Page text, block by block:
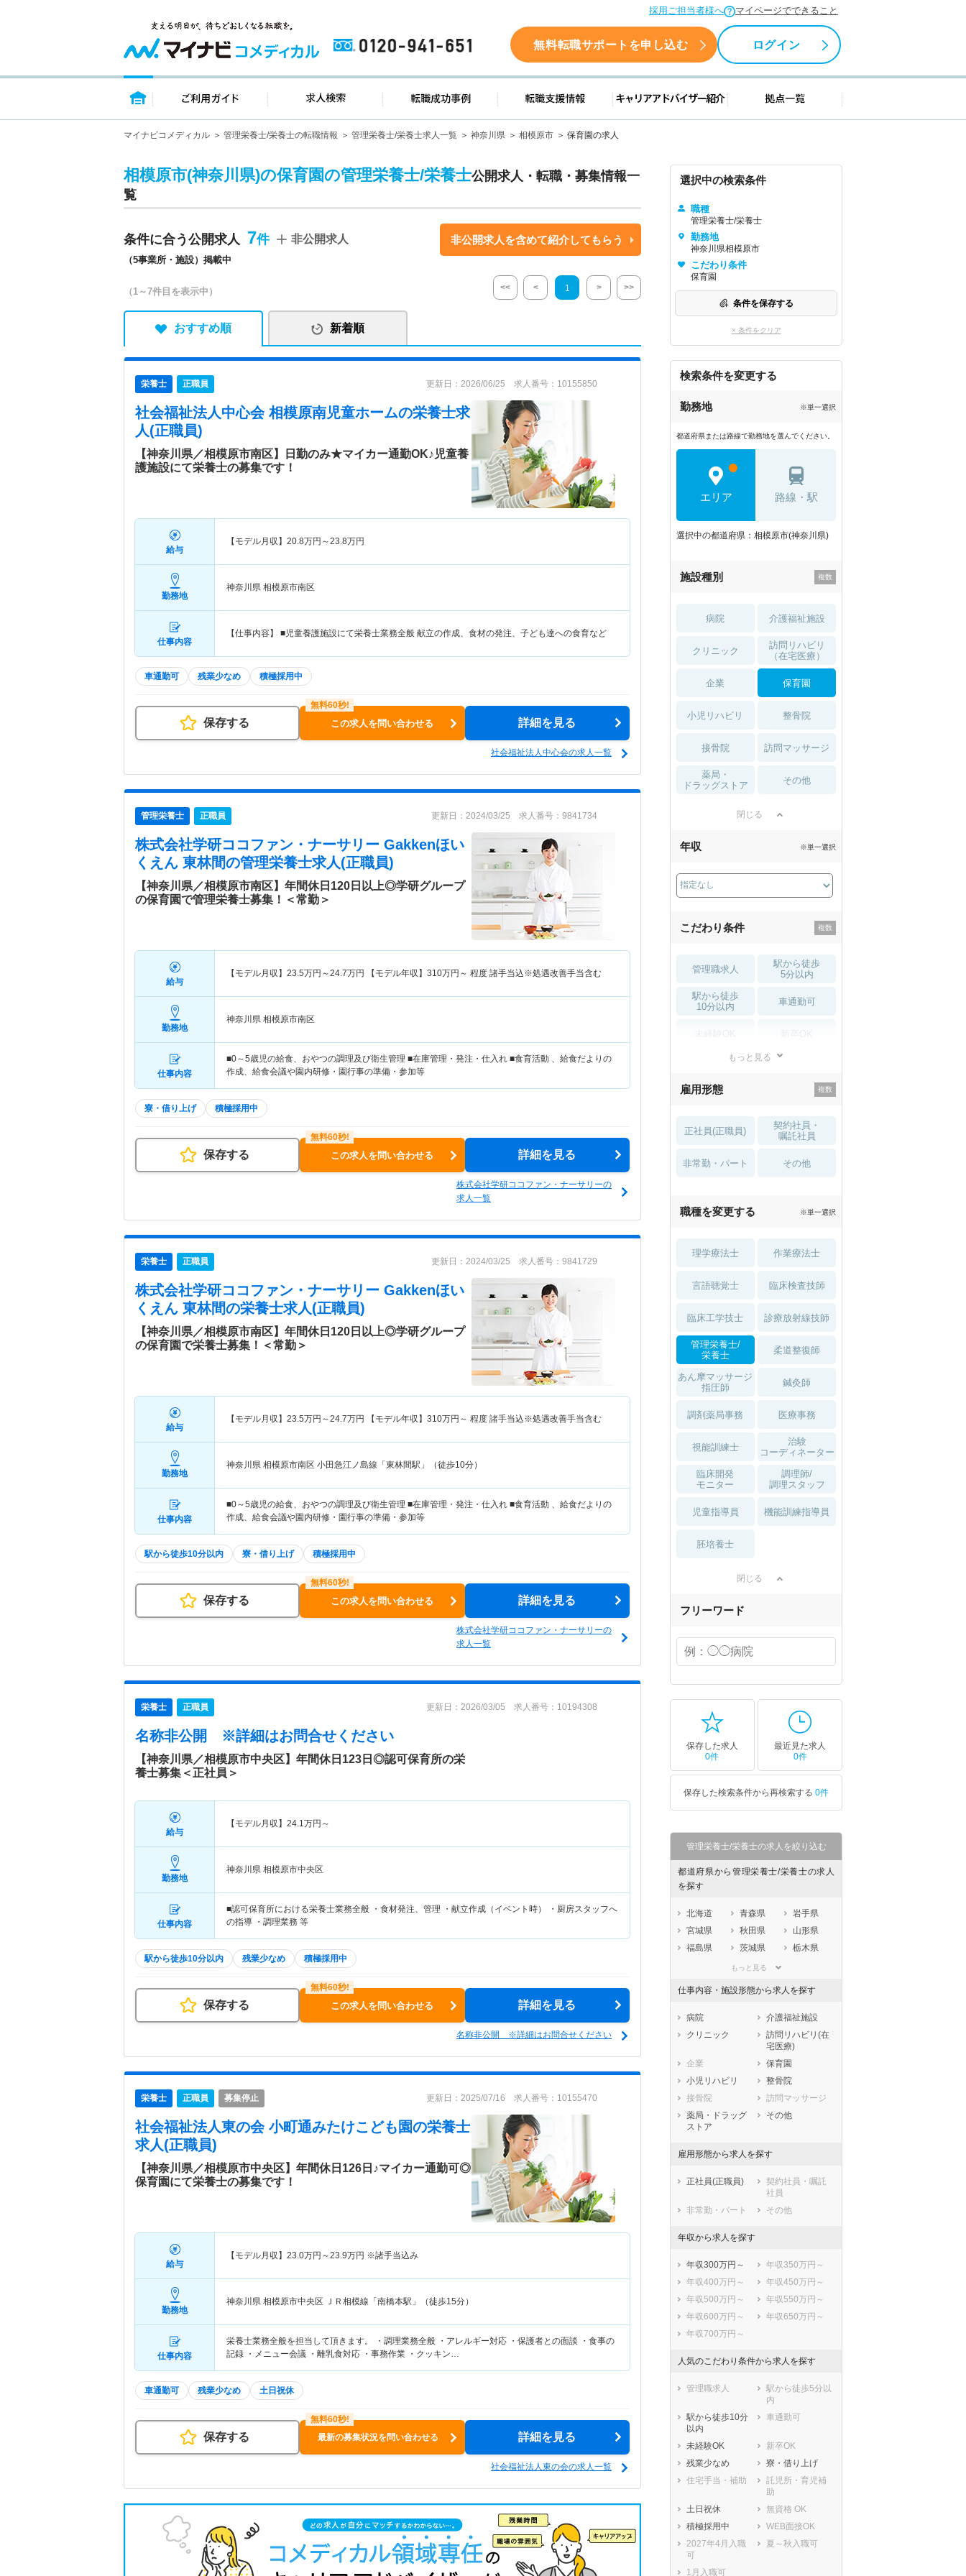
採用ご担当者様へ マイページでできること
0120-941-651 無料転職サポートを申し込む ログイン
トップページ ご利用ガイド 求人検索 転職成功事例 転職支援情報 キャリアアドバイザー紹介 拠点一覧
マイナビコメディカル 管理栄養士/栄養士の転職情報 管理栄養士/栄養士求人一覧 神奈川県 相模原市 保育園の求人
相模原市(神奈川県)の保育園の管理栄養士/栄養士公開求人・転職・募集情報一
覧
条件に合う公開求人 7
（5事業所・施設）掲載中
非公開求人 非公開求人を含めて紹介してもらう
（1～7件目を表示中） << < 1 > >>
おすすめ順 新着順
栄養士 正職員 更新日：2026/06/25 求人番号：10155850
社会福祉法人中心会 相模原南児童ホームの栄養士求
人(正職員)
【神奈川県／相模原市南区】日勤のみ★マイカー通勤OK♪児童養
護施設にて栄養士の募集です！
給与
【モデル月収】 20.8万円～23.8万円
勤務地
神奈川県 相模原市南区
仕事内容
【仕事内容】 ■児童養護施設にて栄養士業務全般 献立の作成、食材の発注、子ども達への食育など
車通勤可 残業少なめ 積極採用中
保存する この求人を問い合わせる 詳細を見る
社会福祉法人中心会の求人一覧
管理栄養士 正職員 更新日：2024/03/25 求人番号：9841734
株式会社学研ココファン・ナーサリー Gakkenほい
くえん 東林間の管理栄養士求人(正職員)
【神奈川県／相模原市南区】年間休日120日以上◎学研グループ
の保育園で管理栄養士募集！＜常勤＞
給与
【モデル月収】 23.5万円～24.7万円 【モデル年収】 310万円～ 程度 諸手当込※処遇改善手当含む
勤務地
神奈川県 相模原市南区
仕事内容
■0～5歳児の給食、おやつの調理及び衛生管理 ■在庫管理・発注・仕入れ ■食育活動 、給食だよりの
作成、給食会議や園内研修・園行事の準備・参加等
寮・借り上げ 積極採用中
保存する この求人を問い合わせる 詳細を見る
株式会社学研ココファン・ナーサリーの
求人一覧
栄養士 正職員 更新日：2024/03/25 求人番号：9841729
株式会社学研ココファン・ナーサリー Gakkenほい
くえん 東林間の栄養士求人(正職員)
【神奈川県／相模原市南区】年間休日120日以上◎学研グループ
の保育園で栄養士募集！＜常勤＞
給与
【モデル月収】 23.5万円～24.7万円 【モデル年収】 310万円～ 程度 諸手当込※処遇改善手当含む
勤務地
神奈川県 相模原市南区 小田急江ノ島線「東林間駅」（徒歩10分）
仕事内容
■0～5歳児の給食、おやつの調理及び衛生管理 ■在庫管理・発注・仕入れ ■食育活動 、給食だよりの
作成、給食会議や園内研修・園行事の準備・参加等
駅から徒歩10分以内 寮・借り上げ 積極採用中
保存する この求人を問い合わせる 詳細を見る
株式会社学研ココファン・ナーサリーの
求人一覧
栄養士 正職員 更新日：2026/03/05 求人番号：10194308
名称非公開 ※詳細はお問合せください
【神奈川県／相模原市中央区】年間休日123日◎認可保育所の栄
養士募集＜正社員＞
給与
【モデル月収】 24.1万円～
勤務地
神奈川県 相模原市中央区
仕事内容
■認可保育所における栄養士業務全般 ・食材発注、管理 ・献立作成（イベント時） ・厨房スタッフへ
の指導 ・調理業務 等
駅から徒歩10分以内 残業少なめ 積極採用中
保存する この求人を問い合わせる 詳細を見る
名称非公開 ※詳細はお問合せください
栄養士 正職員 募集停止 更新日：2025/07/16 求人番号：10155470
社会福祉法人東の会 小町通みたけこども園の栄養士
求人(正職員)
【神奈川県／相模原市中央区】年間休日126日♪マイカー通勤可◎
保育園にて栄養士の募集です！
給与
【モデル月収】 23.0万円～23.9万円 ※諸手当込み
勤務地
神奈川県 相模原市中央区 ＪＲ相模線「南橋本駅」（徒歩15分）
仕事内容
栄養士業務全般を担当して頂きます。 ・調理業務全般 ・アレルギー対応 ・保護者との面談 ・食事の
記録 ・メニュー会議 ・離乳食対応 ・事務作業 ・クッキン…
車通勤可 残業少なめ 土日祝休
保存する 最新の募集状況を問い合わせる 詳細を見る
社会福祉法人東の会の求人一覧
選択中の検索条件
職種
管理栄養士/栄養士
勤務地
神奈川県相模原市
こだわり条件
保育園
条件を保存する
× 条件をクリア
検索条件を変更する
勤務地 ※単一選択
都道府県または路線で勤務地を選んでください。
エリア 路線・駅
選択中の都道府県：相模原市(神奈川県)
施設種別
病院 介護福祉施設
クリニック
訪問リハビリ
（在宅医療）
企業 保育園
小児リハビリ 整骨院
接骨院 訪問マッサージ
薬局・
ドラッグストア
その他
閉じる
年収 ※単一選択
こだわり条件
管理職求人
駅から徒歩
5分以内
駅から徒歩
10分以内
車通勤可
住宅手当・補助
土日祝休 無資格 OK
積極採用中 WEB面接OK
もっと見る
雇用形態
正社員(正職員)
契約社員・
嘱託社員
非常勤・パート その他
職種を変更する ※単一選択
理学療法士 作業療法士
言語聴覚士 臨床検査技師
臨床工学技士 診療放射線技師
管理栄養士/
栄養士
柔道整復師
あん摩マッサージ
指圧師
鍼灸師
調剤薬局事務 医療事務
視能訓練士
治験
コーディネーター
臨床開発
モニター
調理師/
調理スタッフ
児童指導員 機能訓練指導員
胚培養士
閉じる
フリーワード
保存した求人
0件
最近見た求人
0件
保存した検索条件から再検索する 0件
管理栄養士/栄養士の求人を絞り込む
都道府県から管理栄養士/栄養士の求人
を探す
北海道 青森県
岩手県
宮城県
秋田県
山形県
福島県
茨城県
栃木県
埼玉県
石川県
福井県
岐阜県
静岡県
愛知県
三重県
大阪府
兵庫県
奈良県
鳥取県
島根県
広島県
山口県
徳島県
香川県
愛媛県
熊本県
大分県
もっと見る
仕事内容・施設形態から求人を探す
病院
介護福祉施設
クリニック
訪問リハビリ(在
宅医療)
企業
保育園
小児リハビリ
整骨院
接骨院
訪問マッサージ
薬局・ドラッグ
ストア
その他
雇用形態から求人を探す
正社員(正職員)
契約社員・嘱託
社員
非常勤・パート
その他
年収から求人を探す
年収300万円～
年収350万円～
年収400万円～
年収450万円～
年収500万円～
年収550万円～
年収600万円～
年収650万円～
年収700万円～
人気のこだわり条件から求人を探す
管理職求人
駅から徒歩5分以
内
駅から徒歩10分
以内
車通勤可
未経験OK
新卒OK
残業少なめ
寮・借り上げ
住宅手当・補助
託児所・育児補
助
土日祝休
無資格 OK
積極採用中
WEB面接OK
2027年4月入職
可
夏～秋入職可
1月入職可